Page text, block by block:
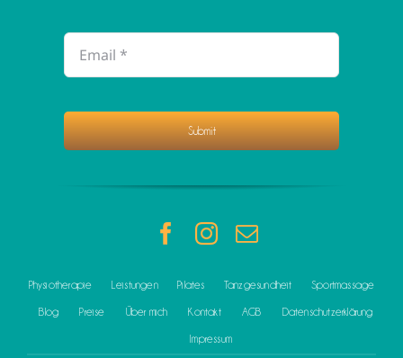
Submit
Physiotherapie Leistungen Pilates Tanzgesundheit Sportmassage
Blog Preise Über mich Kontakt AGB Datenschutzerklärung
Impressum